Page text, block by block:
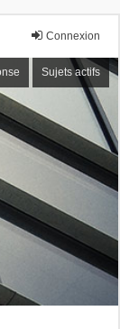
Connexion
Sujets actifs